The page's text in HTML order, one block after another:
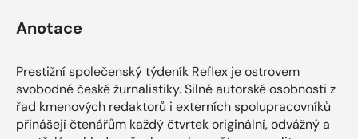
Anotace
Prestižní společenský týdeník Reflex je ostrovem
svobodné české žurnalistiky. Silné autorské osobnosti z
řad kmenových redaktorů i externích spolupracovníků
přinášejí čtenářům každý čtvrtek originální, odvážný a